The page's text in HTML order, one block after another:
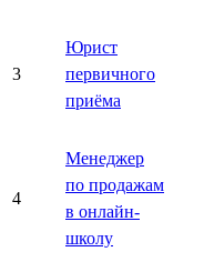
3
Юрист
первичного
приёма
4
Менеджер
по продажам
в онлайн-
школу